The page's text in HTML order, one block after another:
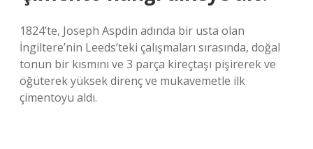
1824’te, Joseph Aspdin adında bir usta olan
İngiltere’nin Leeds’teki çalışmaları sırasında, doğal
tonun bir kısmını ve 3 parça kireçtaşı pişirerek ve
öğüterek yüksek direnç ve mukavemetle ilk
çimentoyu aldı.